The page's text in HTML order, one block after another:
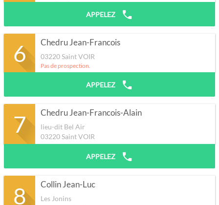
APPELEZ
6 Chedru Jean-Francois
03220Saint VOIR
Pas de prospection.
APPELEZ
7 Chedru Jean-Francois-Alain
lieu-dit Bel Air
03220Saint VOIR
APPELEZ
8 Collin Jean-Luc
Les Jonins